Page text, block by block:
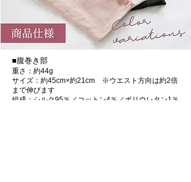
■腹巻き部
重さ：約44g
サイズ：約45cm×約21cm ※ウエスト方向は約2倍
まで伸びます
組成：シルク95％／コットン4％／ポリウレタン1％